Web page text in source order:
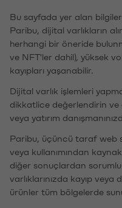
Bu sayfada yer alan bilgiler
Paribu, dijital varlıkların
herhangi bir öneride
ve NFT'ler dahil), yüksek
kayıpları yaşanabilir.
Dijital varlık işlemleri
dikkatlice değerlendirin
veya yatırım
Paribu, üçüncü taraf web
veya kullanımından
diğer sonuçlardan sorumlu
varlıklarınızda kayıp
ürünler tüm bölgelerde